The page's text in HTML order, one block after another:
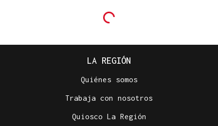
LA REGIÓN
Quiénes somos
Trabaja con nosotros
Quiosco La Región